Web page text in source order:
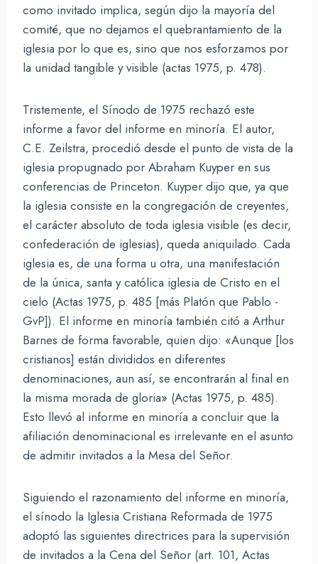
como invitado implica, según dijo la mayoría del
comité, que no dejamos el quebrantamiento de la
iglesia por lo que es, sino que nos esforzamos por
la unidad tangible y visible (actas 1975, p. 478).
Tristemente, el Sínodo de 1975 rechazó este
informe a favor del informe en minoría. El autor,
C.E. Zeilstra, procedió desde el punto de vista de la
iglesia propugnado por Abraham Kuyper en sus
conferencias de Princeton. Kuyper dijo que, ya que
la iglesia consiste en la congregación de creyentes,
el carácter absoluto de toda iglesia visible (es decir,
confederación de iglesias), queda aniquilado. Cada
iglesia es, de una forma u otra, una manifestación
de la única, santa y católica iglesia de Cristo en el
cielo (Actas 1975, p. 485 [más Platón que Pablo -
GvP]). El informe en minoría también citó a Arthur
Barnes de forma favorable, quien dijo: «Aunque [los
cristianos] están divididos en diferentes
denominaciones, aun así, se encontrarán al final en
la misma morada de gloria» (Actas 1975, p. 485).
Esto llevó al informe en minoría a concluir que la
afiliación denominacional es irrelevante en el asunto
de admitir invitados a la Mesa del Señor.
Siguiendo el razonamiento del informe en minoría,
el sínodo la Iglesia Cristiana Reformada de 1975
adoptó las siguientes directrices para la supervisión
de invitados a la Cena del Señor (art. 101, Actas